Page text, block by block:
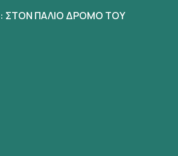
ΣΤΟΝ ΠΑΛΙΟ ΔΡΟΜΟ ΤΟΥ